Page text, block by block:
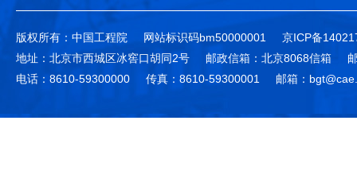
版权所有：中国工程院 网站标识码bm50000001
京ICP备
地址：北京市西城区冰窖口胡同2号
邮政信箱：北京8068信箱
电话：8610-59300000
传真：8610-59300001 邮箱：